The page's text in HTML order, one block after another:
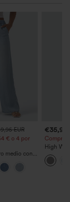
EUR
€ o 4 por
medio con
€35,95
Compra
High
Straight